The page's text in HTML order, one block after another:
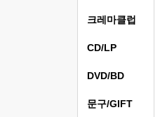
크레마클럽
CD/LP
DVD/BD
문구/GIFT